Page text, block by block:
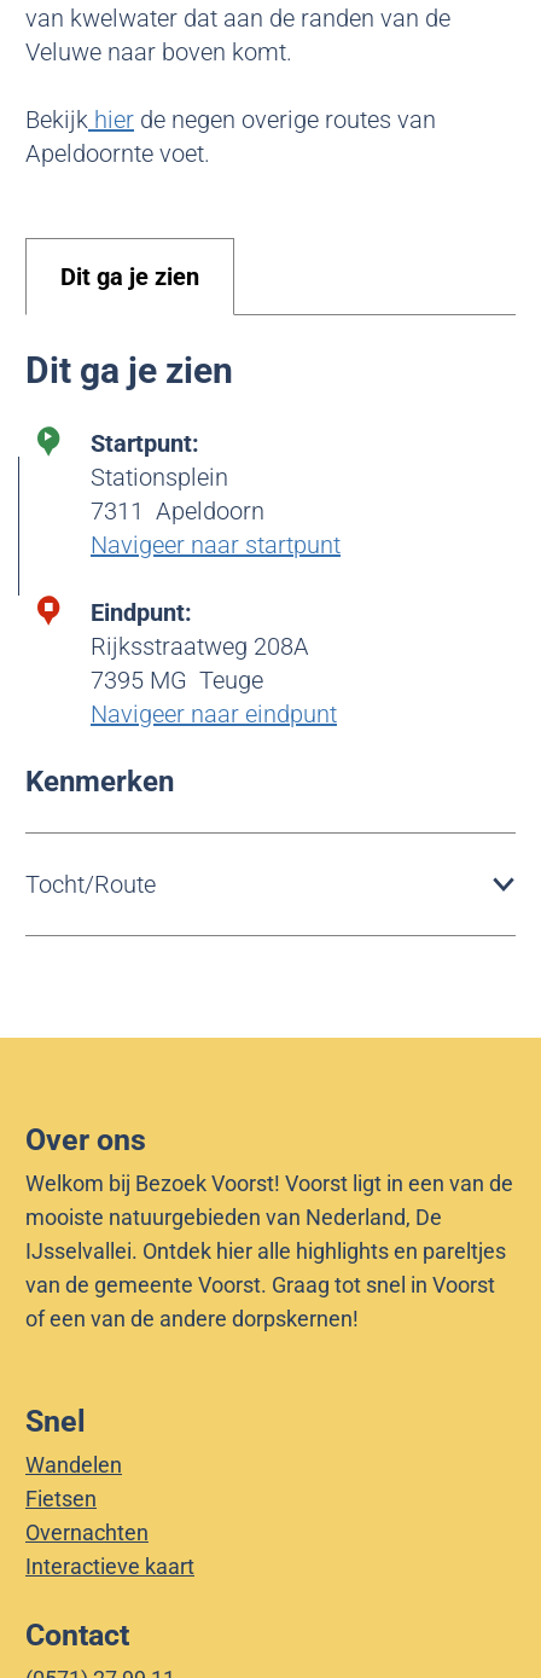
van kwelwater dat aan de randen van de
Veluwe naar boven komt.
Bekijk hier de negen overige routes van
Apeldoornte voet.
Dit ga je zien
Dit ga je zien
Startpunt:
Stationsplein
7311 Apeldoorn
Navigeer naar startpunt
Eindpunt:
Rijksstraatweg 208A
7395 MG Teuge
Navigeer naar eindpunt
Kenmerken
Tocht/Route
Over ons
Welkom bij Bezoek Voorst! Voorst ligt in een van de
mooiste natuurgebieden van Nederland, De
IJsselvallei. Ontdek hier alle highlights en pareltjes
van de gemeente Voorst. Graag tot snel in Voorst
of een van de andere dorpskernen!
Snel
Wandelen
Fietsen
Overnachten
Interactieve kaart
Contact